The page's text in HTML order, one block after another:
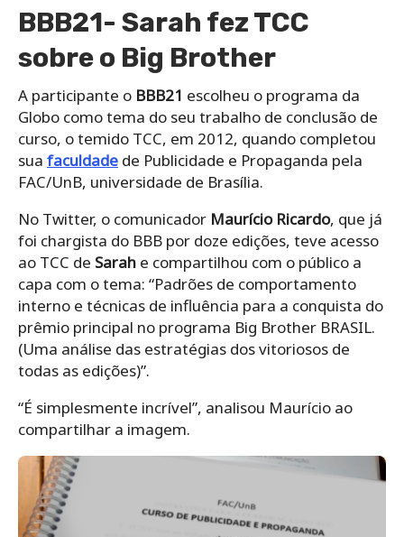
BBB21- Sarah fez TCC
sobre o Big Brother
A participante o BBB21 escolheu o programa da
Globo como tema do seu trabalho de conclusão de
curso, o temido TCC, em 2012, quando completou
sua faculdade de Publicidade e Propaganda pela
FAC/UnB, universidade de Brasília.
No Twitter, o comunicador Maurício Ricardo, que já
foi chargista do BBB por doze edições, teve acesso
ao TCC de Sarah e compartilhou com o público a
capa com o tema: “Padrões de comportamento
interno e técnicas de influência para a conquista do
prêmio principal no programa Big Brother BRASIL.
(Uma análise das estratégias dos vitoriosos de
todas as edições)”.
“É simplesmente incrível”, analisou Maurício ao
compartilhar a imagem.